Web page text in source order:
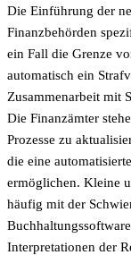
Die Einführung der
Finanzbehörden
ein Fall die Grenze
automatisch ein
Zusammenarbeit mit
Die Finanzämter
Prozesse zu
die eine
ermöglichen. Kleine
häufig mit der
Interpretationen der